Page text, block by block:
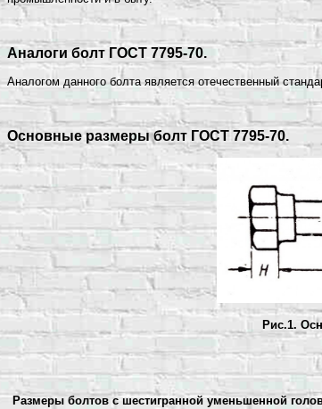
Аналоги болт ГОСТ 7795-70.
Аналогом данного болта является отечественный
Основные размеры болт ГОСТ 7795-70.
Рис.1.
Размеры болтов с шестигранной уменьшенной